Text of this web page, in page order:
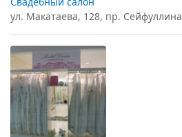
ул. Макатаева, 128, пр. Сейфуллина